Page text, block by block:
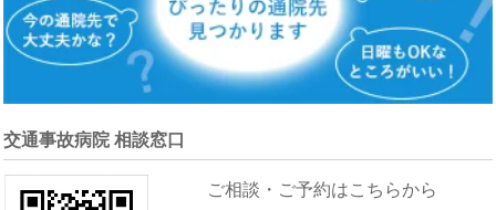
交通事故病院 相談窓口
ご相談・ご予約はこちらから